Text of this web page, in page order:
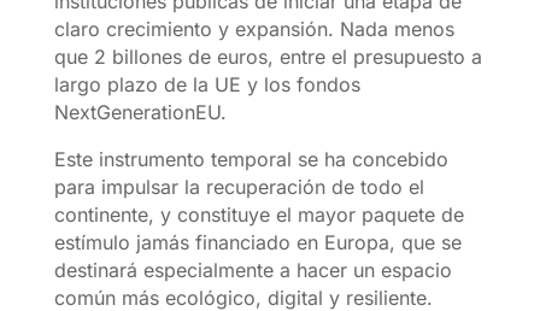
claro crecimiento y expansión. Nada menos
que 2 billones de euros, entre el presupuesto a
largo plazo de la UE y los fondos
NextGenerationEU.
Este instrumento temporal se ha concebido
para impulsar la recuperación de todo el
continente, y constituye el mayor paquete de
estímulo jamás financiado en Europa, que se
destinará especialmente a hacer un espacio
común más ecológico, digital y resiliente.